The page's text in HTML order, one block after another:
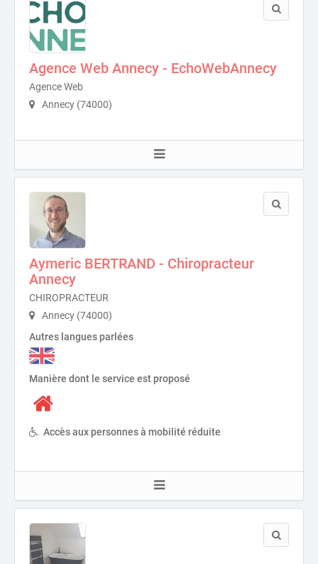
Agence Web Annecy - EchoWebAnnecy
Agence Web
Annecy (74000)
Aymeric BERTRAND - Chiropracteur
Annecy
CHIROPRACTEUR
Annecy (74000)
Autres langues parlées
Manière dont le service est proposé
Accès aux personnes à mobilité réduite